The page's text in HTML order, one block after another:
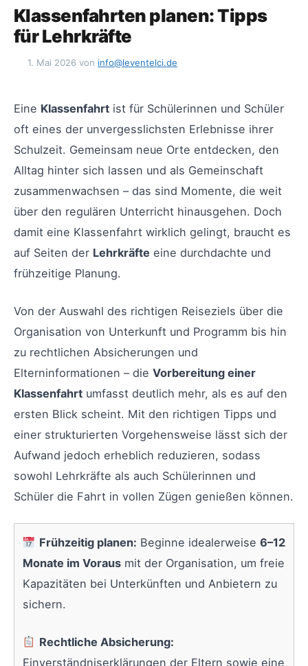
Klassenfahrten planen: Tipps
für Lehrkräfte
1. Mai 2026 von info@leventelci.de
Eine Klassenfahrt ist für Schülerinnen und Schüler
oft eines der unvergesslichsten Erlebnisse ihrer
Schulzeit. Gemeinsam neue Orte entdecken, den
Alltag hinter sich lassen und als Gemeinschaft
zusammenwachsen – das sind Momente, die weit
über den regulären Unterricht hinausgehen. Doch
damit eine Klassenfahrt wirklich gelingt, braucht es
auf Seiten der Lehrkräfte eine durchdachte und
frühzeitige Planung.
Von der Auswahl des richtigen Reiseziels über die
Organisation von Unterkunft und Programm bis hin
zu rechtlichen Absicherungen und
Elterninformationen – die Vorbereitung einer
Klassenfahrt umfasst deutlich mehr, als es auf den
ersten Blick scheint. Mit den richtigen Tipps und
einer strukturierten Vorgehensweise lässt sich der
Aufwand jedoch erheblich reduzieren, sodass
sowohl Lehrkräfte als auch Schülerinnen und
Schüler die Fahrt in vollen Zügen genießen können.
Frühzeitig planen: Beginne idealerweise 6–12
Monate im Voraus mit der Organisation, um freie
Kapazitäten bei Unterkünften und Anbietern zu
sichern.
Rechtliche Absicherung:
Einverständniserklärungen der Eltern sowie eine